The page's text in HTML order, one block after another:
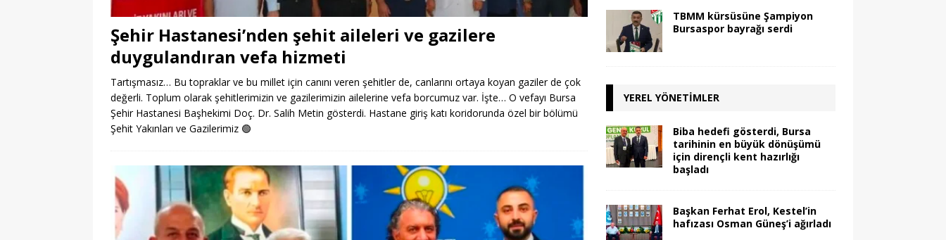
Şehir Hastanesi’nden şehit aileleri ve gazilere
duygulandıran vefa hizmeti
Tartışmasız… Bu topraklar ve bu millet için canını veren şehitler de, canlarını ortaya koyan gaziler de çok
değerli. Toplum olarak şehitlerimizin ve gazilerimizin ailelerine vefa borcumuz var. İşte… O vefayı Bursa
Şehir Hastanesi Başhekimi Doç. Dr. Salih Metin gösterdi. Hastane giriş katı koridorunda özel bir bölümü
Şehit Yakınları ve Gazilerimiz 🟢
TBMM kürsüsüne Şampiyon
Bursaspor bayrağı serdi
YEREL YÖNETIMLER
Biba hedefi gösterdi, Bursa
tarihinin en büyük dönüşümü
için dirençli kent hazırlığı
başladı
Başkan Ferhat Erol, Kestel’in
hafızası Osman Güneş’i ağırladı